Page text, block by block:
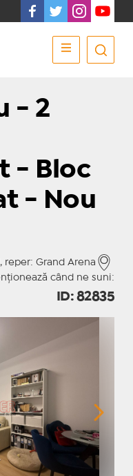
- 2
- Bloc
- Nou
reper: Grand Arena
când ne suni:
ID: 82835